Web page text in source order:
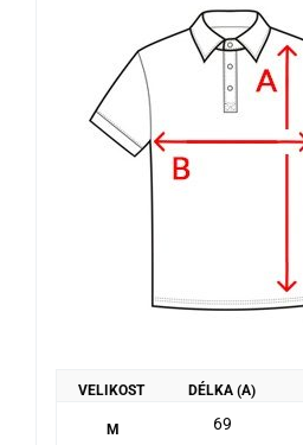
VELIKOST DÉLKA (A)
M 69